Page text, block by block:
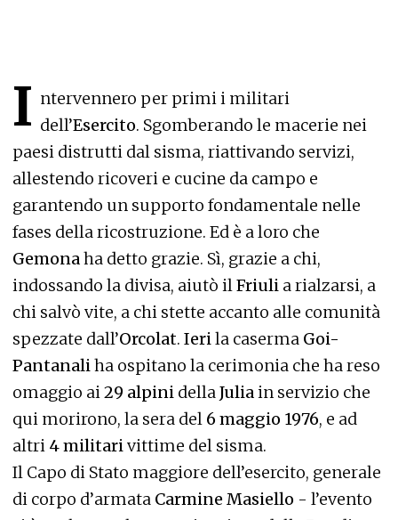
I ntervennero per primi i militari
dell’Esercito. Sgomberando le macerie nei
paesi distrutti dal sisma, riattivando servizi,
allestendo ricoveri e cucine da campo e
garantendo un supporto fondamentale nelle
fases della ricostruzione. Ed è a loro che
Gemonaha detto grazie. Sì, grazie a chi,
indossando la divisa, aiutò ilFriuli a rialzarsi, a
chi salvò vite, a chi stette accanto alle comunità
spezzate dall’Orcolat. Ierila caserma Goi-
Pantanaliha ospitano la cerimonia che ha reso
omaggio ai29 alpini dellaJuliain servizio che
qui morirono, la sera del 6 maggio 1976, e ad
altri 4 militarivittime del sisma.
Il Capo di Stato maggiore dell’esercito, generale
di corpo d’armata Carmine Masiello - l’evento